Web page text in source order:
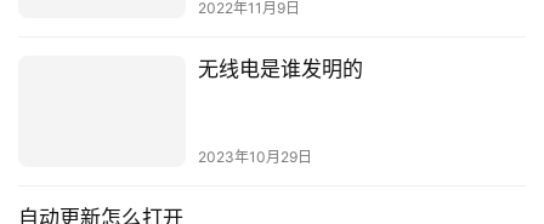
无线电是谁发明的
2023年10月29日
自动更新怎么打开